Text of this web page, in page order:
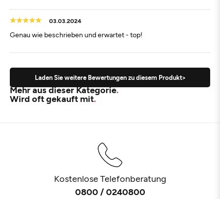
03.03.2024
Genau wie beschrieben und erwartet - top!
Laden Sie weitere Bewertungen zu diesem Produkt>
Mehr aus dieser Kategorie
Wird oft gekauft mit
Kostenlose Telefonberatung
0800 / 0240800